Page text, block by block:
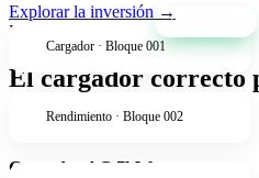
Explorar la inversión →
+34% anual
Cargador · Bloque 001
Rendimiento · Bloque 002
Productos
El cargador correcto
AC · Residencial
Cargador AC 7kW